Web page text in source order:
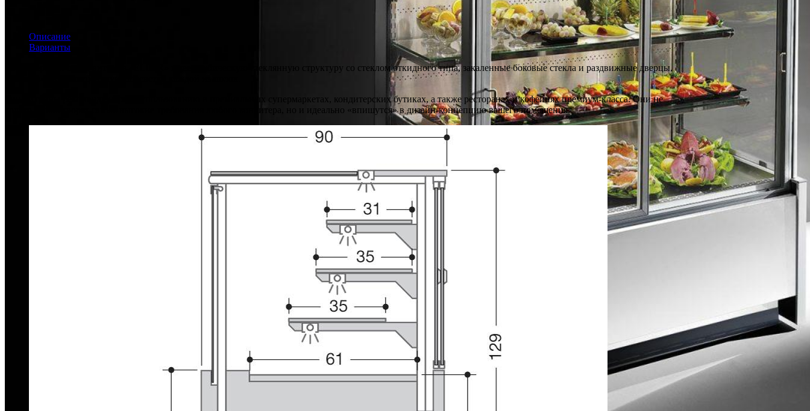
Описание
Варианты
Кондитерский шкаф-витрина «ELISIR» имеет кубическую стеклянную структуру со стеклом откидного типа, закаленные боковые стекла и раздвижные дверцы,
Эти витрины рекомендуются к использованию в премиальных супермаркетах, кондитерских бутиках, а также ресторанах и кофейнях премиум-класса. Они не
только удовлетворят самые высокие требования любого кондитера, но и идеально «впишутся» в дизайн-концепцию вашего помещения.